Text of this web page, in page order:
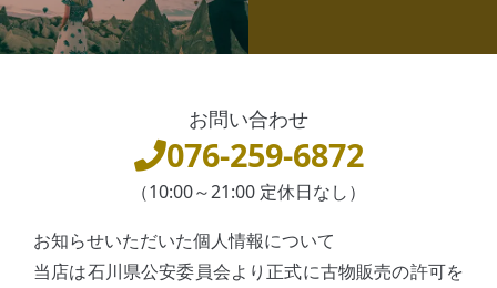
お問い合わせ
076-259-6872
（10:00～21:00 定休日なし）
お知らせいただいた個人情報について
当店は石川県公安委員会より正式に古物販売の許可を